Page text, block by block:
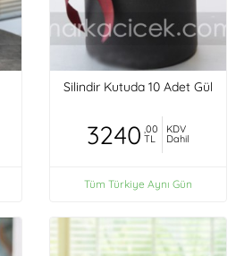
Silindir Kutuda 10 Adet Gül
3240 ,00
TL
KDV
Dahil
Tüm Türkiye Aynı Gün